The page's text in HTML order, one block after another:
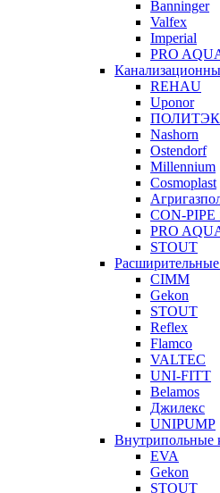
Banninger
Valfex
Imperial
PRO
REHAU
Uponor
ПОЛИТЭК
Nashorn
Ostendorf
Millennium
Cosmoplast
CON-PIPE
PRO
STOUT
CIMM
Gekon
STOUT
Reflex
Flamco
VALTEC
UNI-FITT
Belamos
Джилекс
UNIPUMP
Внутрипольные
EVA
Gekon
STOUT